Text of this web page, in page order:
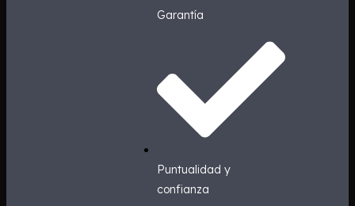
Garantía
Puntualidad y
confianza